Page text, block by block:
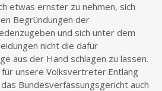
etwas ernster zu nehmen, sich
Begründungen der
und sich unter dem
nicht die dafür
aus der Hand schlagen zu lassen.
unsere Volksvertreter.Entlang
Bundesverfassungsgericht auch